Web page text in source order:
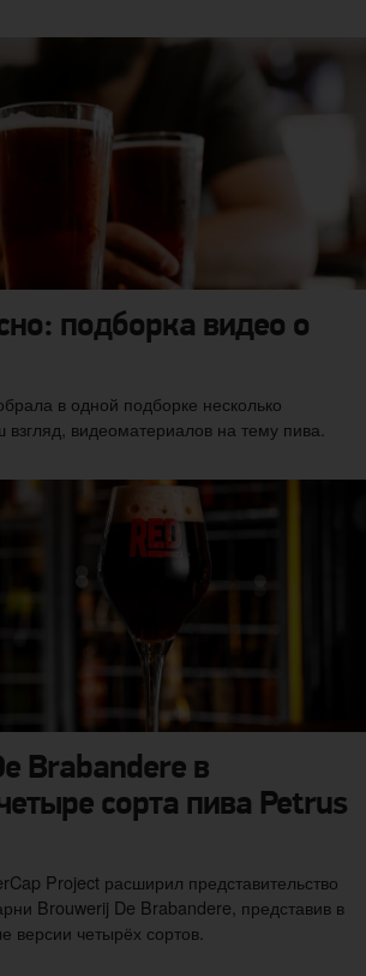
подборка видео о
в одной подборке несколько
видеоматериалов на тему пива.
Brabandere в
сорта пива Petrus
Project расширил представительство
Brouwerij De Brabandere, представив в
версии четырёх сортов.